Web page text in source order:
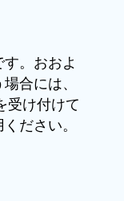
。おおよ
合には、
受け付けて
ださい。